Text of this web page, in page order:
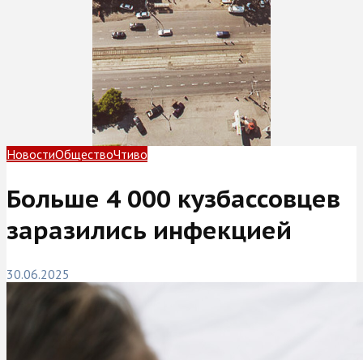
НовостиОбществоЧтиво
Больше 4 000 кузбассовцев
заразились инфекцией
30.06.2025